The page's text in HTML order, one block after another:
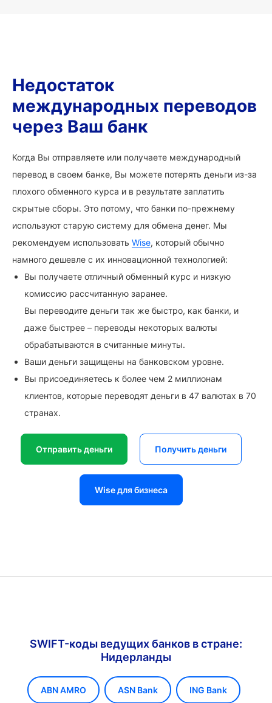
Недостаток
международных переводов
через Ваш банк
Когда Вы отправляете или получаете международный
перевод в своем банке, Вы можете потерять деньги из-за
плохого обменного курса и в результате заплатить
скрытые сборы. Это потому, что банки по-прежнему
используют старую систему для обмена денег. Мы
рекомендуем использовать Wise, который обычно
намного дешевле с их инновационной технологией:
Вы получаете отличный обменный курс и низкую
комиссию рассчитанную заранее.
Вы переводите деньги так же быстро, как банки, и
даже быстрее – переводы некоторых валюты
обрабатываются в считанные минуты.
Ваши деньги защищены на банковском уровне.
Вы присоединяетесь к более чем 2 миллионам
клиентов, которые переводят деньги в 47 валютах в 70
странах.
Отправить деньги Получить деньги
Wise для бизнеса
SWIFT-коды ведущих банков в стране:
Нидерланды
ABN AMRO ASN Bank ING Bank